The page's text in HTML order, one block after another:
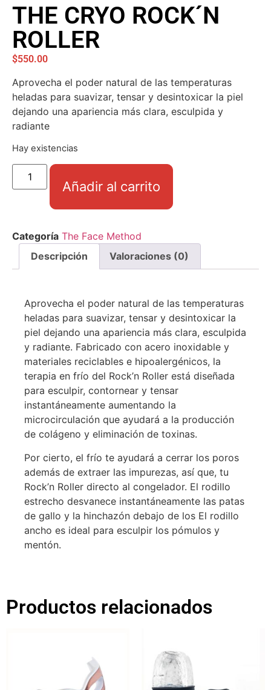
THE CRYO ROCK´N
ROLLER
$550.00
Aprovecha el poder natural de las temperaturas
heladas para suavizar, tensar y desintoxicar la piel
dejando una apariencia más clara, esculpida y
radiante
Hay existencias
Añadir al carrito
Categoría The Face Method
Descripción
Valoraciones (0)
Aprovecha el poder natural de las temperaturas
heladas para suavizar, tensar y desintoxicar la
piel dejando una apariencia más clara, esculpida
y radiante. Fabricado con acero inoxidable y
materiales reciclables e hipoalergénicos, la
terapia en frío del Rock’n Roller está diseñada
para esculpir, contornear y tensar
instantáneamente aumentando la
microcirculación que ayudará a la producción
de colágeno y eliminación de toxinas.
Por cierto, el frío te ayudará a cerrar los poros
además de extraer las impurezas, así que, tu
Rock’n Roller directo al congelador. El rodillo
estrecho desvanece instantáneamente las patas
de gallo y la hinchazón debajo de los El rodillo
ancho es ideal para esculpir los pómulos y
mentón.
Productos relacionados